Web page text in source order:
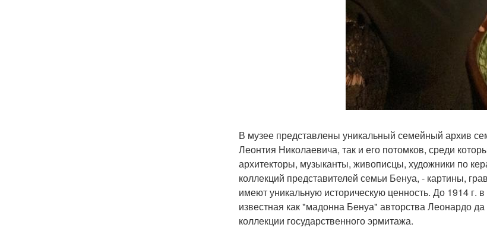
В музее представлены уникальный семейный архив
Леонтия Николаевича, так и его потомков, среди
архитекторы, музыканты, живописцы, художники по
коллекций представителей семьи Бенуа, - картины,
имеют уникальную историческую ценность. До 1914 г.
известная как "мадонна Бенуа" авторства Леонардо
коллекции государственного эрмитажа.